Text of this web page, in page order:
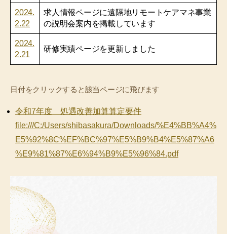
2024.
2.22
求人情報ページに遠隔地リモートケアマネ事業
の説明会案内を掲載しています
2024.
2.21
研修実績ページを更新しました
日付をクリックすると該当ページに飛びます
令和7年度 処遇改善加算算定要件
file:///C:/Users/shibasakura/Downloads/%E4%BB%A4%
E5%92%8C%EF%BC%97%E5%B9%B4%E5%87%A6
%E9%81%87%E6%94%B9%E5%96%84.pdf